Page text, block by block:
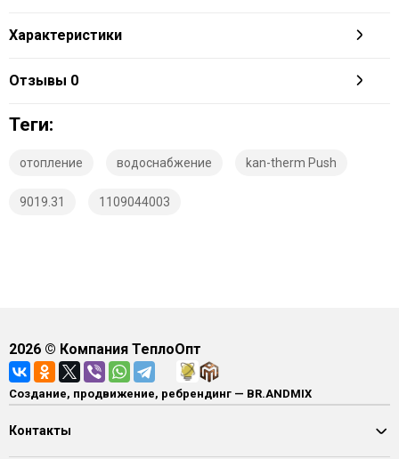
Характеристики
Отзывы 0
Теги:
отопление водоснабжение kan-therm Push
9019.31 1109044003
2026© Компания ТеплоОпт
Создание, продвижение, ребрендинг — BR.ANDMIX
Контакты